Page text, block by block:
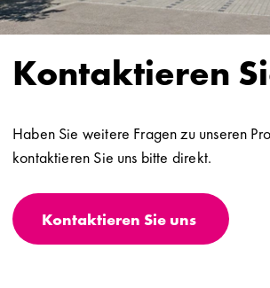
Kontaktieren
Haben Sie weitere Fragen zu unseren
kontaktieren Sie uns bitte direkt.
Kontaktieren Sie uns